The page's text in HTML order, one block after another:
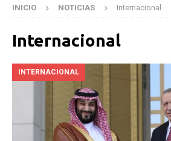
INICIO NOTICIAS Internacional
Internacional
INTERNACIONAL